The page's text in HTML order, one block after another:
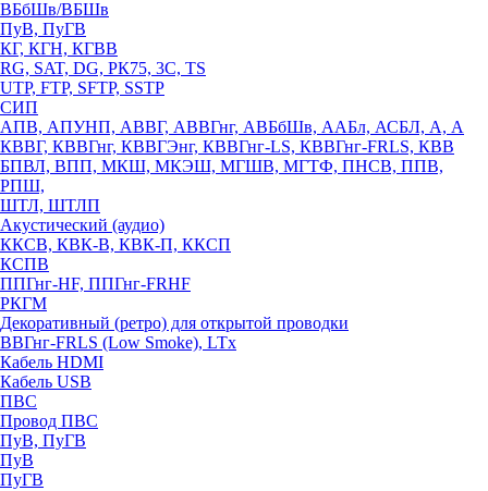
ВБбШв/ВБШв
ПуВ, ПуГВ
КГ, КГН, КГВВ
RG, SAT, DG, РК75, 3С, TS
UTP, FTP, SFTP, SSTP
СИП
АПВ, АПУНП, АВВГ, АВВГнг, АВБбШв, ААБл, АСБЛ, А, А
КВВГ, КВВГнг, КВВГЭнг, КВВГнг-LS, КВВГнг-FRLS, КВВ
БПВЛ, ВПП, МКШ, МКЭШ, МГШВ, МГТФ, ПНСВ, ППВ,
РПШ,
ШТЛ, ШТЛП
Акустический (аудио)
ККСВ, КВК-В, КВК-П, ККСП
КСПВ
ППГнг-HF, ППГнг-FRHF
РКГМ
Декоративный (ретро) для открытой проводки
ВВГнг-FRLS (Low Smoke), LTx
Кабель HDMI
Кабель USB
ПВС
Провод ПВС
ПуВ, ПуГВ
ПуВ
ПуГВ